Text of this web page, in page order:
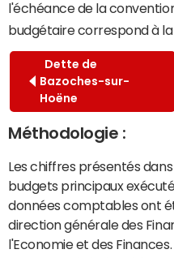
l'échéance de la
budgétaire correspond à
Dette de
Bazoches-sur-
Hoëne
Méthodologie :
Les chiffres présentés
budgets principaux
données comptables ont
direction générale des
l'Economie et des